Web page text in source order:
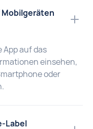
Mobilgeräten
App auf das
einsehen,
oder
Label